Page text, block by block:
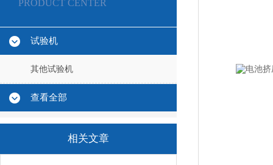
PRODUCT CENTER
试验机
其他试验机
查看全部
相关文章